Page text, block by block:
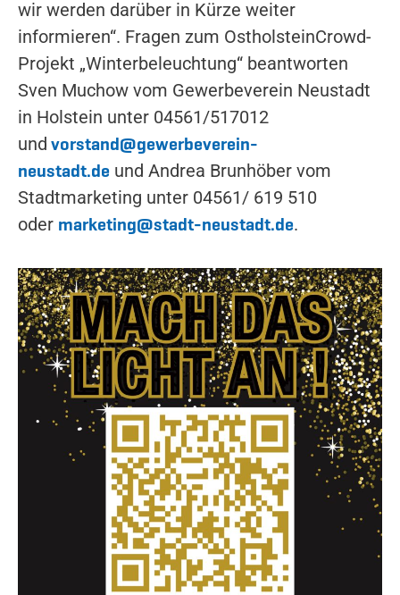
wir werden darüber in Kürze weiter
informieren“. Fragen zum OstholsteinCrowd-
Projekt „Winterbeleuchtung“ beantworten
Sven Muchow vom Gewerbeverein Neustadt
in Holstein unter 04561/517012
und vorstand@gewerbeverein-
neustadt.de und Andrea Brunhöber vom
Stadtmarketing unter 04561/ 619 510
oder marketing@stadt-neustadt.de.